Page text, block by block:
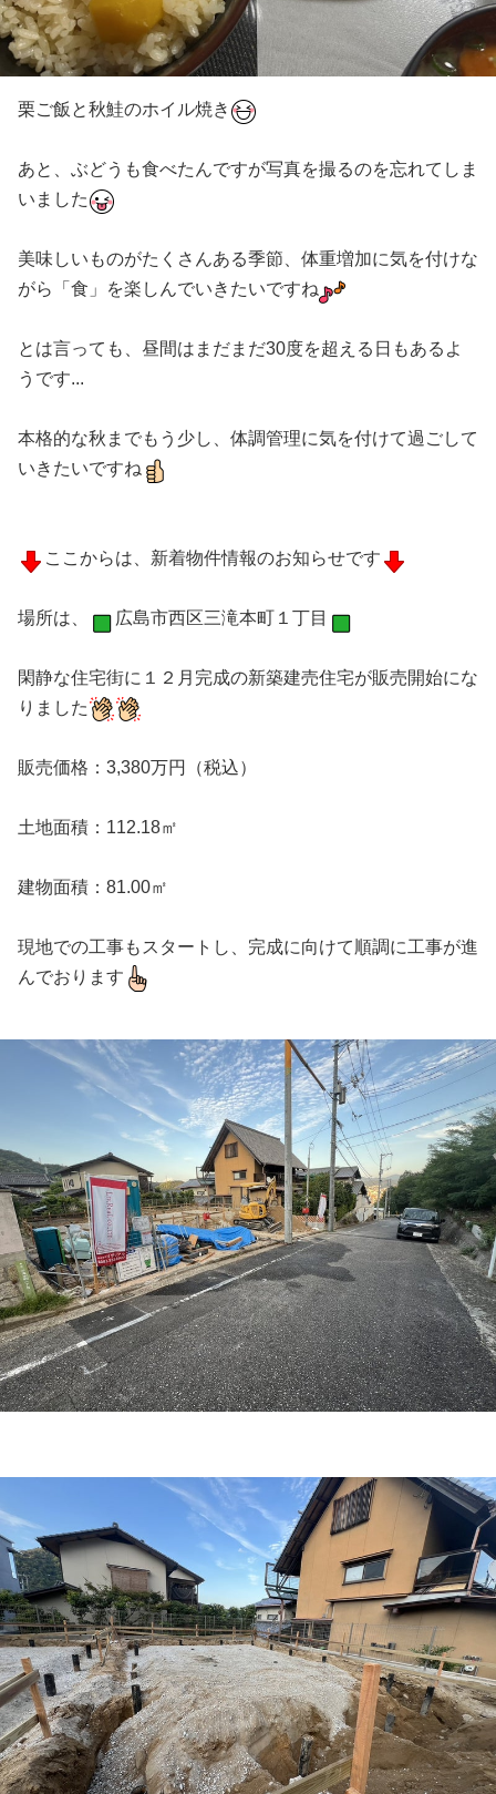
栗ご飯と秋鮭のホイル焼き
あと、ぶどうも食べたんですが写真を撮るのを忘れてしま
いました
美味しいものがたくさんある季節、体重増加に気を付けな
がら「食」を楽しんでいきたいですね
とは言っても、昼間はまだまだ30度を超える日もあるよ
うです...
本格的な秋までもう少し、体調管理に気を付けて過ごして
いきたいですね
ここからは、新着物件情報のお知らせです
場所は、 広島市西区三滝本町１丁目
閑静な住宅街に１２月完成の新築建売住宅が販売開始にな
りました
販売価格：3,380万円（税込）
土地面積：112.18㎡
建物面積：81.00㎡
現地での工事もスタートし、完成に向けて順調に工事が進
んでおります